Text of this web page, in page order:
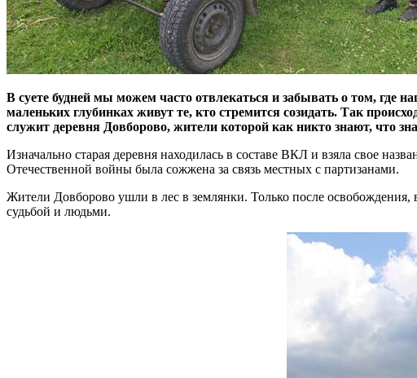
В суете будней мы можем часто отвлекаться и забывать о том, где
маленьких глубинках живут те, кто стремится созидать. Так
служит деревня Довборово, жители которой как никто знают, что
Изначально старая деревня находилась в составе ВКЛ и взяла свое
Отечественной войны была сожжена за связь местных с партизанами.
Жители Довборово ушли в лес в землянки. Только после освобождения,
судьбой и людьми.